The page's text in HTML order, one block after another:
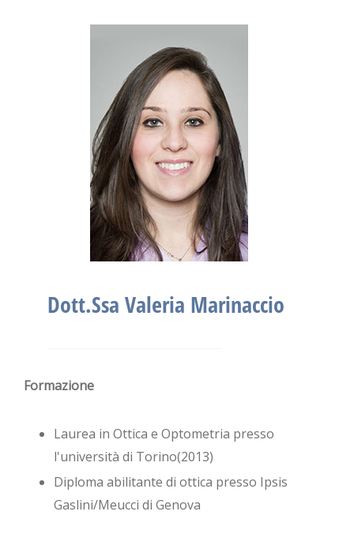
Dott.Ssa Valeria Marinaccio
Formazione
Laurea in Ottica e Optometria presso
l'università di Torino(2013)
Diploma abilitante di ottica presso Ipsis
Gaslini/Meucci di Genova